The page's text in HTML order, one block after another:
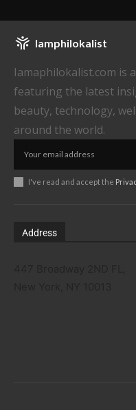
Iamphilokalist
Iamaphilokalist.com is
featuring the latest
beauty, technology,
around the world.
I've read and accept the
Address